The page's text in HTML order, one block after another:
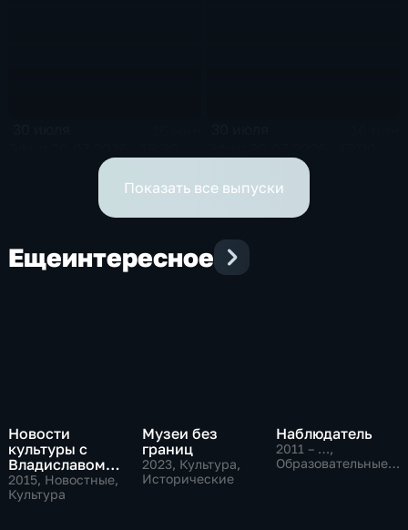
Показать все выпуски
Ещеинтересное
Новости
культуры с
Владиславом
Флярковским
2015, Новостные,
Культура
Музеи без
границ
2023, Культура,
Исторические
Наблюдатель
2011 – …,
Образовательные,